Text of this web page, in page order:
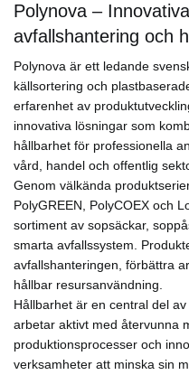
Polynova –
avfallshantering och
Polynova är ett ledande
källsortering och
erfarenhet av
innovativa lösningar som
hållbarhet för professionella
vård, handel och offentlig
Genom välkända
PolyGREEN, PolyCOEX och
sortiment av sopsäckar,
smarta avfallssystem.
avfallshanteringen, förbättra
hållbar resursanvändning.
Hållbarhet är en central del
arbetar aktivt med återvunna
produktionsprocesser och
verksamheter att minska sin